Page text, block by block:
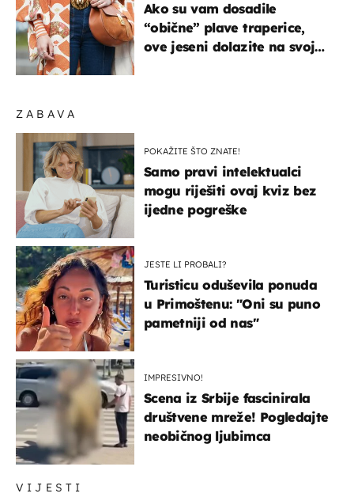
VIJESTI
ZABAVA
POKAŽITE ŠTO ZNATE!
Samo pravi intelektualci
mogu riješiti ovaj kviz bez
ijedne pogreške
JESTE LI PROBALI?
Turisticu oduševila ponuda
u Primoštenu: "Oni su puno
pametniji od nas"
IMPRESIVNO!
Scena iz Srbije fascinirala
društvene mreže! Pogledajte
neobičnog ljubimca
Ako su vam dosadile
“obične” plave traperice,
ove jeseni dolazite na svoje